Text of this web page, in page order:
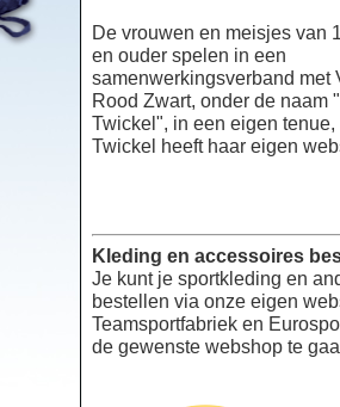
De vrouwen en meisjes van
en ouder spelen in een
samenwerkingsverband met
Rood Zwart, onder de naam
Twickel", in een eigen
Twickel heeft haar eigen
Kleding en accessoires
Je kunt je sportkleding en
bestellen via onze eigen
Teamsportfabriek en
de gewenste webshop te